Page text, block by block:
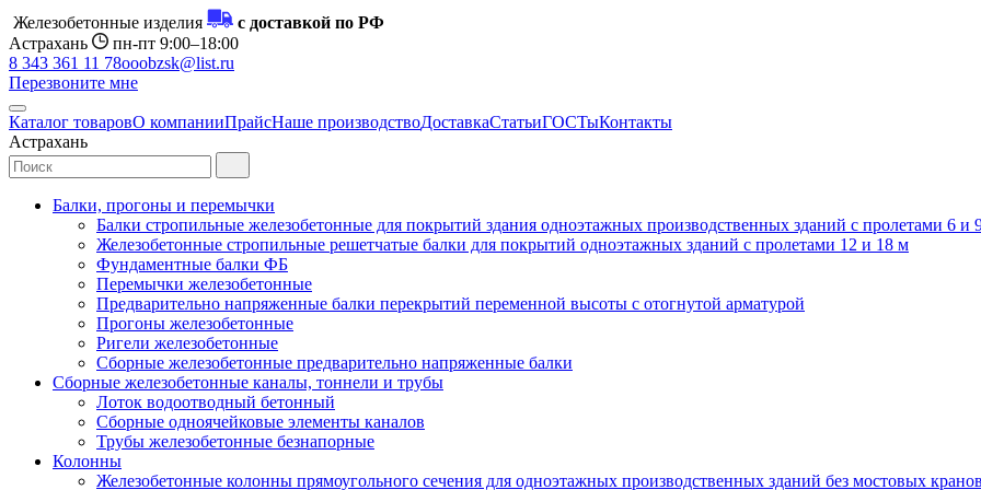
Железобетонные изделия
с доставкой по РФ
Астрахань
пн-пт 9:00–18:00
8 343 361 11 78ooobzsk@list.ru
Перезвоните мне
Каталог товаровО компанииПрайсНаше производствоДоставкаСтатьиГОСТыКонтакты
Астрахань
Балки, прогоны и перемычки
Балки стропильные железобетонные для покрытий здания одноэтажных производственных зданий с пролетами 6
Железобетонные стропильные решетчатые балки для покрытий одноэтажных зданий с пролетами 12 и 18 м
Фундаментные балки ФБ
Перемычки железобетонные
Предварительно напряженные балки перекрытий переменной высоты с отогнутой арматурой
Прогоны железобетонные
Ригели железобетонные
Сборные железобетонные предварительно напряженные балки
Сборные железобетонные каналы, тоннели и трубы
Лоток водоотводный бетонный
Сборные одноячейковые элементы каналов
Трубы железобетонные безнапорные
Колонны
Железобетонные колонны прямоугольного сечения для одноэтажных производственных зданий без мостовых кранов